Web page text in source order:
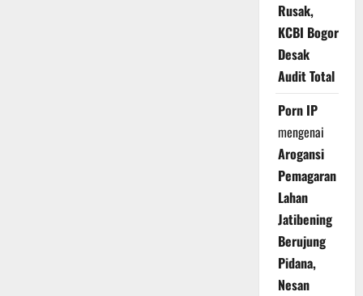
Rusak,
KCBI Bogor
Desak
Audit Total
Porn IP
mengenai
Arogansi
Pemagaran
Lahan
Jatibening
Berujung
Pidana,
Nesan